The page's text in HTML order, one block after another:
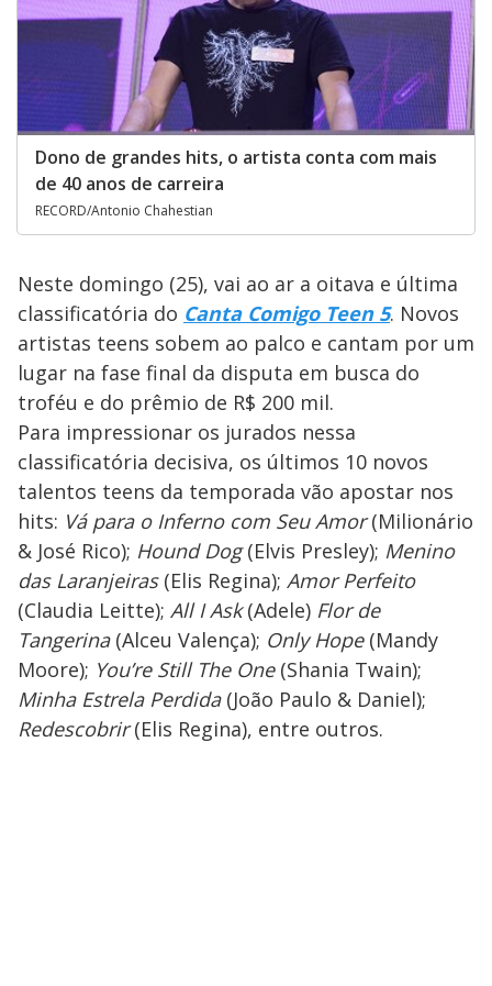
Dono de grandes hits, o artista conta com mais
de 40 anos de carreira
RECORD/Antonio Chahestian
Neste domingo (25), vai ao ar a oitava e última
classificatória do Canta Comigo Teen 5. Novos
artistas teens sobem ao palco e cantam por um
lugar na fase final da disputa em busca do
troféu e do prêmio de R$ 200 mil.
Para impressionar os jurados nessa
classificatória decisiva, os últimos 10 novos
talentos teens da temporada vão apostar nos
hits: Vá para o Inferno com Seu Amor(Milionário
& José Rico); Hound Dog(Elvis Presley); Menino
das Laranjeiras(Elis Regina); Amor Perfeito
(Claudia Leitte); All I Ask(Adele) Flor de
Tangerina(Alceu Valença); Only Hope(Mandy
Moore); You’re Still The One (Shania Twain);
Minha Estrela Perdida(João Paulo & Daniel);
Redescobrir(Elis Regina), entre outros.